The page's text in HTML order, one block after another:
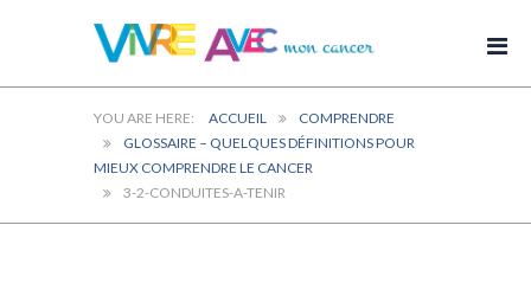
ACCUEIL
COMPRENDRE
GLOSSAIRE – QUELQUES DÉFINITIONS POUR
MIEUX COMPRENDRE LE CANCER
3-2-CONDUITES-A-TENIR